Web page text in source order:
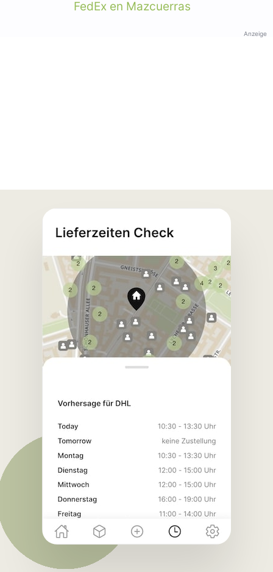
FedEx en Mazcuerras
Anzeige